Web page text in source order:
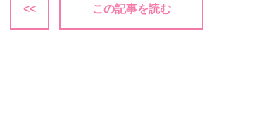
<< この記事を読む